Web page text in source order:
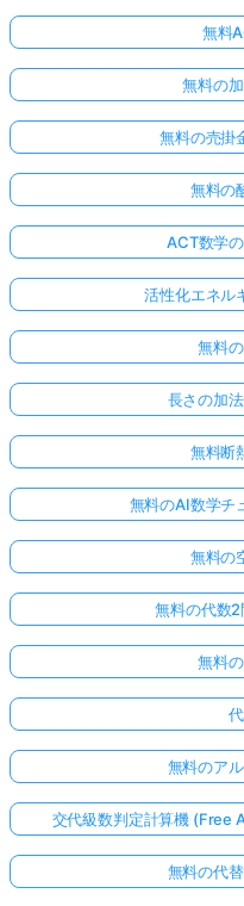
無料
無料の
無料の売掛
無料の
ACT数学
活性化エネル
無料
長さの加
無料断
無料のAI数学チ
無料の
無料の代数
無料
無料のア
交代級数判定計算機 (Free
無料の代